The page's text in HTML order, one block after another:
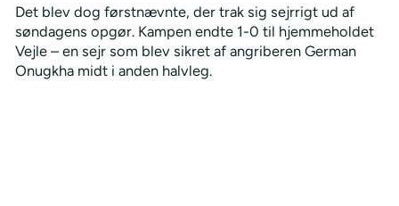
Det blev dog førstnævnte, der trak sig sejrrigt ud af
søndagens opgør. Kampen endte 1-0 til hjemmeholdet
Vejle – en sejr som blev sikret af angriberen German
Onugkha midt i anden halvleg.